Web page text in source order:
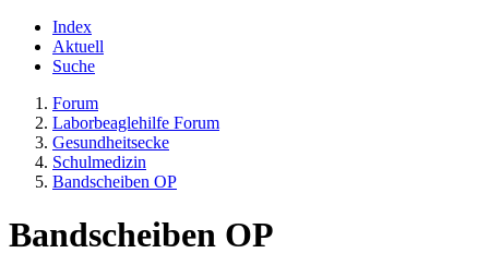
Index
Aktuell
Suche
Forum
Laborbeaglehilfe Forum
Gesundheitsecke
Schulmedizin
Bandscheiben OP
Bandscheiben OP